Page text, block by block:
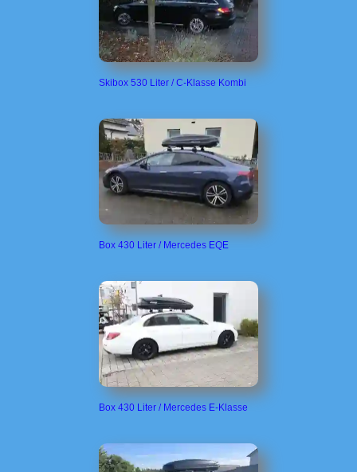
Skibox 530 Liter / C-Klasse Kombi
Box 430 Liter / Mercedes EQE
Box 430 Liter / Mercedes E-Klasse